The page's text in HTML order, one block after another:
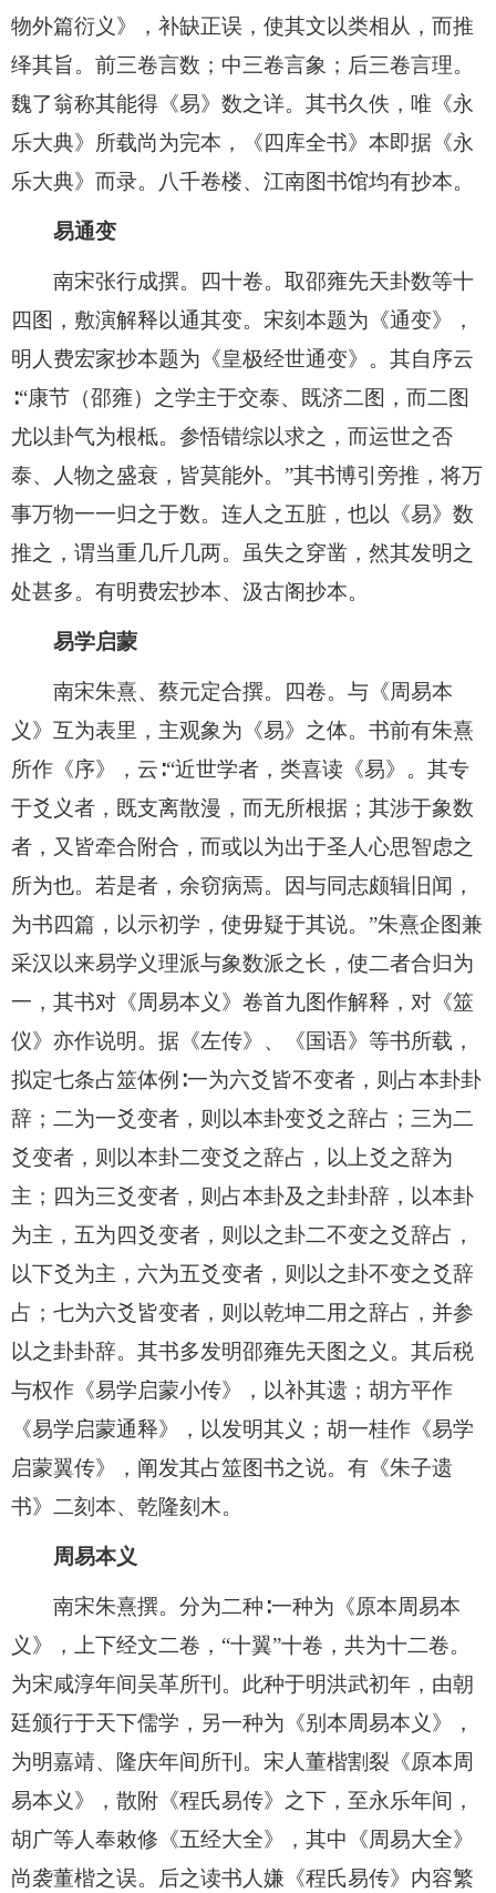
物外篇衍义》，补缺正误，使其文以类相从，而推
绎其旨。前三卷言数；中三卷言象；后三卷言理。
魏了翁称其能得《易》数之详。其书久佚，唯《永
乐大典》所载尚为完本，《四库全书》本即据《永
乐大典》而录。八千卷楼、江南图书馆均有抄本。
易通变
南宋张行成撰。四十卷。取邵雍先天卦数等十
四图，敷演解释以通其变。宋刻本题为《通变》，
明人费宏家抄本题为《皇极经世通变》。其自序云
∶“康节（邵雍）之学主于交泰、既济二图，而二图
尤以卦气为根柢。参悟错综以求之，而运世之否
泰、人物之盛衰，皆莫能外。”其书博引旁推，将万
事万物一一归之于数。连人之五脏，也以《易》数
推之，谓当重几斤几两。虽失之穿凿，然其发明之
处甚多。有明费宏抄本、汲古阁抄本。
易学启蒙
南宋朱熹、蔡元定合撰。四卷。与《周易本
义》互为表里，主观象为《易》之体。书前有朱熹
所作《序》，云∶“近世学者，类喜读《易》。其专
于爻义者，既支离散漫，而无所根据；其涉于象数
者，又皆牵合附合，而或以为出于圣人心思智虑之
所为也。若是者，余窃病焉。因与同志颇辑旧闻，
为书四篇，以示初学，使毋疑于其说。”朱熹企图兼
采汉以来易学义理派与象数派之长，使二者合归为
一，其书对《周易本义》卷首九图作解释，对《筮
仪》亦作说明。据《左传》、《国语》等书所载，
拟定七条占筮体例∶一为六爻皆不变者，则占本卦卦
辞；二为一爻变者，则以本卦变爻之辞占；三为二
爻变者，则以本卦二变爻之辞占，以上爻之辞为
主；四为三爻变者，则占本卦及之卦卦辞，以本卦
为主，五为四爻变者，则以之卦二不变之爻辞占，
以下爻为主，六为五爻变者，则以之卦不变之爻辞
占；七为六爻皆变者，则以乾坤二用之辞占，并参
以之卦卦辞。其书多发明邵雍先天图之义。其后税
与权作《易学启蒙小传》，以补其遗；胡方平作
《易学启蒙通释》，以发明其义；胡一桂作《易学
启蒙翼传》，阐发其占筮图书之说。有《朱子遗
书》二刻本、乾隆刻木。
周易本义
南宋朱熹撰。分为二种∶一种为《原本周易本
义》，上下经文二卷，“十翼”十卷，共为十二卷。
为宋咸淳年间吴革所刊。此种于明洪武初年，由朝
廷颁行于天下儒学，另一种为《别本周易本义》，
为明嘉靖、隆庆年间所刊。宋人董楷割裂《原本周
易本义》，散附《程氏易传》之下，至永乐年间，
胡广等人奉敕修《五经大全》，其中《周易大全》
尚袭董楷之误。后之读书人嫌《程氏易传》内容繁